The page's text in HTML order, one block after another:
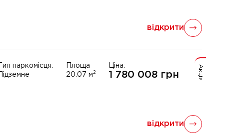
відкрити
Акція
Тип паркомісця:
Підземне
Площа
20.07 м 2
Ціна:
1 780 008 грн
відкрити